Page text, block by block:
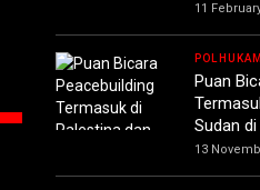
11
POLHUKAM
Puan
Sudan
13